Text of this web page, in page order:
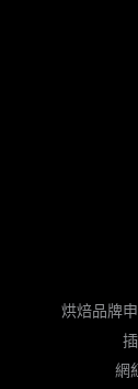
烘焙品牌
網